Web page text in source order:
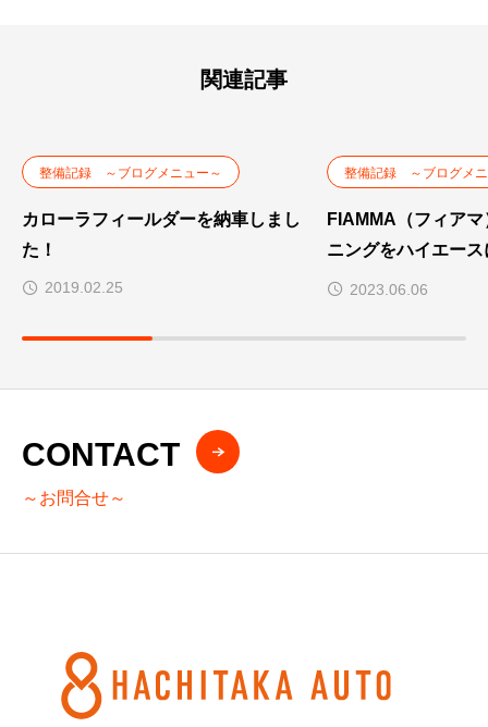
関連記事
整備記録 ～ブログメニュー～
カローラフィールダーを納車しまし
た！
2019.02.25
整備記録 ～ブログメ
FIAMMA（フィア
ニングをハイエー
した〜
2023.06.06
CONTACT
～お問合せ～